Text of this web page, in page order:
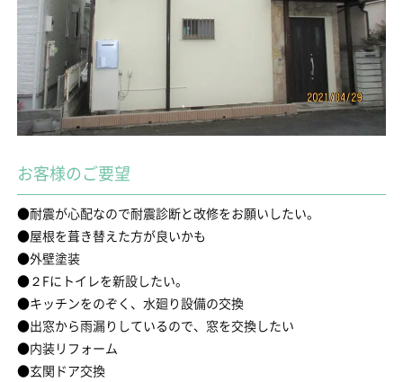
お客様のご要望
●耐震が心配なので耐震診断と改修をお願いしたい。
●屋根を葺き替えた方が良いかも
●外壁塗装
●２Fにトイレを新設したい。
●キッチンをのぞく、水廻り設備の交換
●出窓から雨漏りしているので、窓を交換したい
●内装リフォーム
●玄関ドア交換